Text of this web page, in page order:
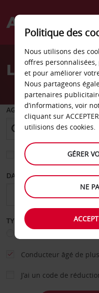
Welcome
AvisLocation
AGENCE DE DÉPART
Sélectionnez une autre
DATE DE DÉPART
TYPE DE LOCATION
Conducteur âgé de
J’ai un code de
Politique des
Nous utilisons des
offres
et pour améliorer
Nous partageons
partenaires
d’informations, voir
cliquant sur
utilisions des cookies.
GÉRER
NE